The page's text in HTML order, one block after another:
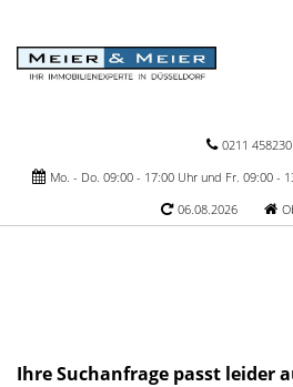
0211 458230
Mo. - Do. 09:00 - 17:00 Uhr und Fr. 09:00 -
06.08.2026
Ihre Suchanfrage passt leider